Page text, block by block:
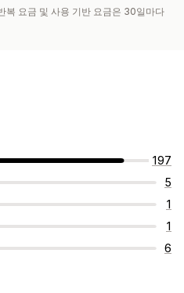
복 요금 및 사용 기반 요금은 30일마다
197
5
1
1
6